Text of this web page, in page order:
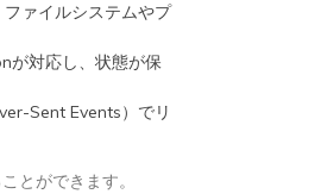
ァイルシステムやプ
が対応し、状態が保
Sent Events）でリ
とができます。